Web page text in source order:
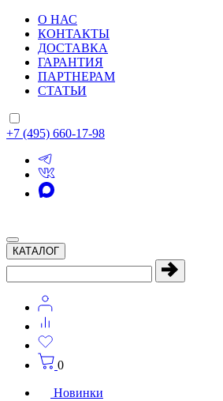
О НАС
КОНТАКТЫ
ДОСТАВКА
ГАРАНТИЯ
ПАРТНЕРАМ
СТАТЬИ
+7 (495) 660-17-98
КАТАЛОГ
0
Новинки